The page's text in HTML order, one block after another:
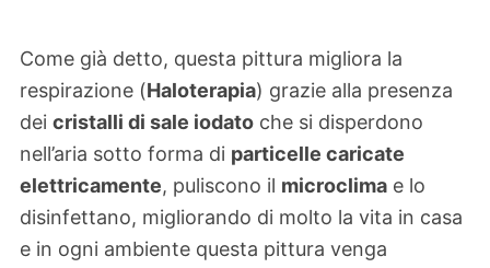
Come già detto, questa pittura migliora la
respirazione (Haloterapia) grazie alla presenza
dei cristalli di sale iodato che si disperdono
nell’aria sotto forma di particelle caricate
elettricamente, puliscono il microclima e lo
disinfettano, migliorando di molto la vita in casa
e in ogni ambiente questa pittura venga